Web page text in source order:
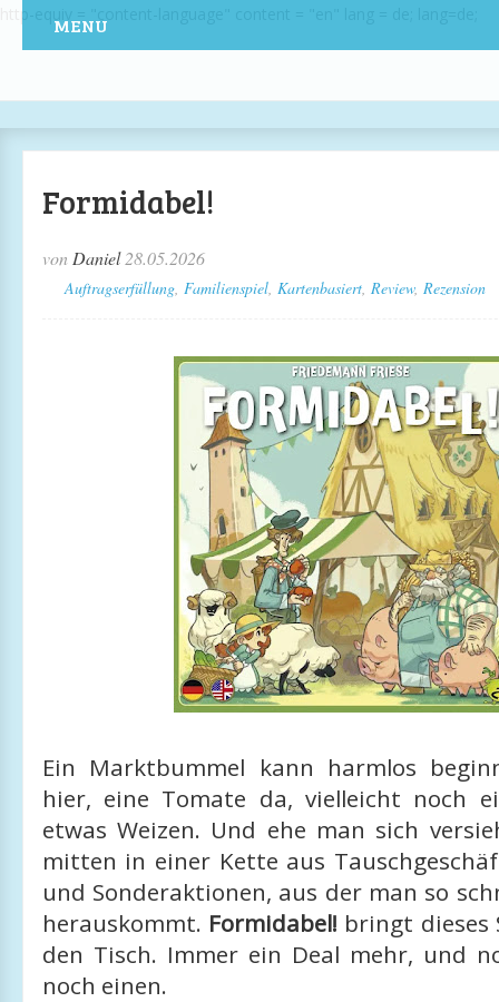
MENU
Formidabel!
von Daniel 28.05.2026
Auftragserfüllung, Familienspiel, Kartenbasiert, Review, Rezension
Ein Marktbummel kann harmlos
hier, eine Tomate da, vielleicht noch
etwas Weizen. Und ehe man sich
mitten in einer Kette aus
und Sonderaktionen, aus der man so
herauskommt. Formidabel! bringt dieses
den Tisch. Immer ein Deal mehr, und
noch einen.